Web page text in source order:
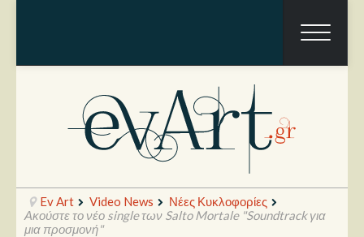
Ev Art Video News
Νέες Κυκλοφορίες
Ακούστε το νέο single των Salto Mortale "Soundtrack για
μια προσμονή"